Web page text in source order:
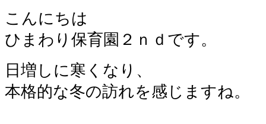
こんにちは
ひまわり保育園２ｎｄです。
日増しに寒くなり、
本格的な冬の訪れを感じますね。